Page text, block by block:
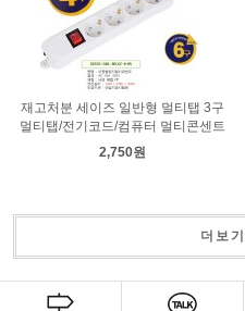
재고처분 세이즈 일반형 멀티탭 3구
멀티탭/전기코드/컴퓨터 멀티콘센트
2,750원
더보기